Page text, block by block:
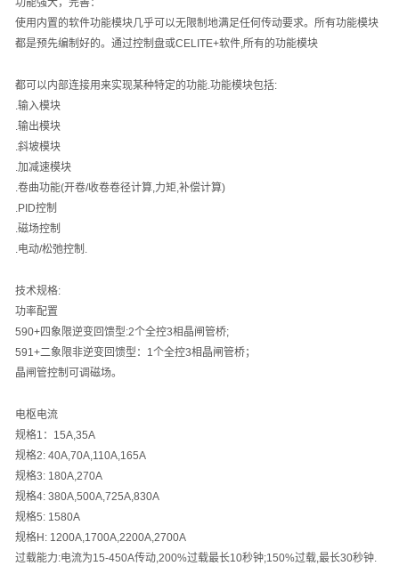
功能强大，完善：
使用内置的软件功能模块几乎可以无限制地满足任何传动要求。所有功能模块
都是预先编制好的。通过控制盘或CELITE+软件,所有的功能模块
都可以内部连接用来实现某种特定的功能.功能模块包括:
.输入模块
.输出模块
.斜坡模块
.加减速模块
.卷曲功能(开卷/收卷卷径计算,力矩,补偿计算)
.PID控制
.磁场控制
.电动/松弛控制 .
技术规格:
功率配置
590+四象限逆变回馈型:2个全控3相晶闸管桥;
591+二象限非逆变回馈型： 1个全控3相晶闸管桥；
晶闸管控制可调磁场。
电枢电流
规格1 ： 15A,35A
规格2: 40A,70A,110A,165A
规格3: 180A,270A
规格4: 380A,500A,725A,830A
规格5: 1580A
规格H: 1200A,1700A,2200A,2700A
过载能力:电流为15-450A传动,200%过载最长10秒钟;150%过载,最长30秒钟.